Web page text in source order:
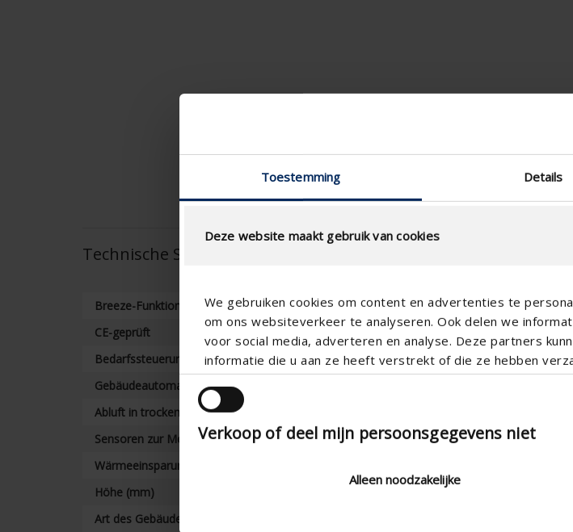
Toestemming Details
Deze website maakt gebruik van cookies
We gebruiken cookies om content en advertenties te
om ons websiteverkeer te analyseren. Ook delen we
voor social media, adverteren en analyse. Deze partners
informatie die u aan ze heeft verstrekt of die ze hebben
Verkoop of deel mijn persoonsgegevens niet
Alleen noodzakelijke
Technische Spezifikationen
Breeze-Funktion
CE-geprüft
Bedarfssteuerung
Gebäudeautomatisierung
Abluft in trockenen Räumen anhand von Smartzone
Sensoren zur Messung der Luftqualität
Wärmeeinsparung
Höhe (mm)
Art des Gebäudes